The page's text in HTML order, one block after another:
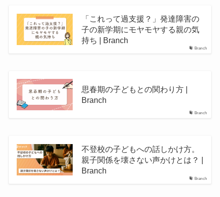
Branch
「これって過支援？」発達障害の
子の新学期にモヤモヤする親の気
持ち | Branch
Branch
思春期の子どもとの関わり方 |
Branch
Branch
不登校の子どもへの話しかけ方。
親子関係を壊さない声かけとは？ |
Branch